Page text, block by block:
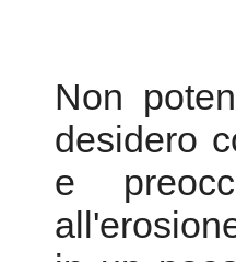
Non
desidero
e